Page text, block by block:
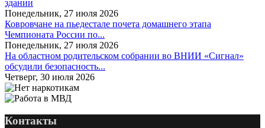
здании
Понедельник, 27 июля 2026
Ковровчане на пьедестале почета домашнего этапа
Чемпионата России по...
Понедельник, 27 июля 2026
На областном родительском собрании во ВНИИ «Сигнал»
обсудили безопасность...
Четверг, 30 июля 2026
Контакты